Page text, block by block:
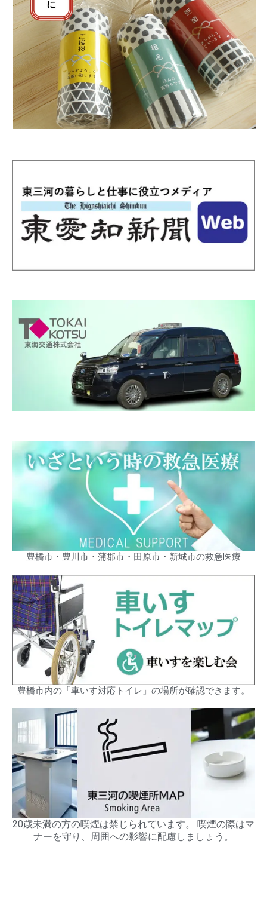
豊橋市・豊川市・蒲郡市・田原市・新城市の救急医療
豊橋市内の「車いす対応トイレ」の場所が確認できます。
20歳未満の方の喫煙は禁じられています。 喫煙の際はマ
ナーを守り、周囲への影響に配慮しましょう。